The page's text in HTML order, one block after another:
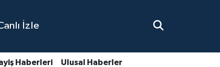
İzle
Haberleri Ulusal Haberler